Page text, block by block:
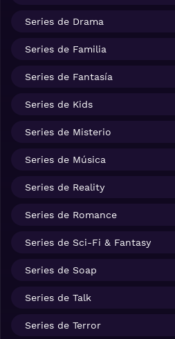
Series de Drama
Series de Familia
Series de Fantasía
Series de Kids
Series de Misterio
Series de Música
Series de Reality
Series de Romance
Series de Sci-Fi & Fantasy
Series de Soap
Series de Talk
Series de Terror